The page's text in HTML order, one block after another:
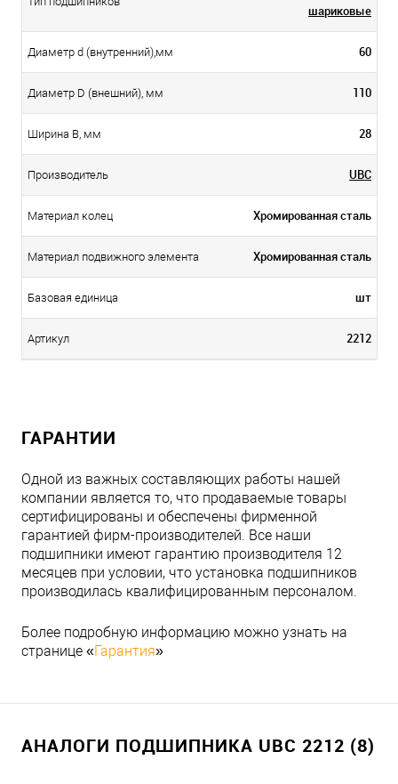
шариковые
Диаметр d (внутренний),мм 60
Диаметр D (внешний), мм 110
Ширина B, мм 28
Производитель UBC
Материал колец Хромированная сталь
Материал подвижного элемента Хромированная сталь
Базовая единица шт
Артикул 2212
ГАРАНТИИ
Одной из важных составляющих работы нашей
компании является то, что продаваемые товары
сертифицированы и обеспечены фирменной
гарантией фирм-производителей. Все наши
подшипники имеют гарантию производителя 12
месяцев при условии, что установка подшипников
производилась квалифицированным персоналом.
Более подробную информацию можно узнать на
странице «Гарантия»
АНАЛОГИ ПОДШИПНИКА UBC 2212 (8)